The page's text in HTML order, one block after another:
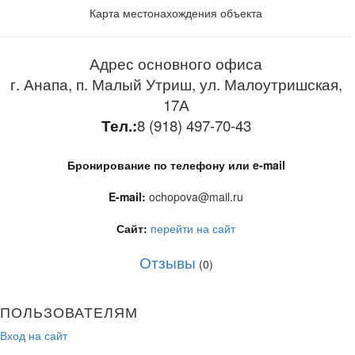
Карта местонахождения объекта
Адрес основного офиса
г. Анапа, п. Малый Утриш, ул. Малоутришская,
17А
Тел.:8 (918) 497-70-43
Бронирование по телефону или e-mail
E-mail: ochopova@mail.ru
Сайт: перейти на сайт
Отзывы (0)
ПОЛЬЗОВАТЕЛЯМ
Вход на сайт